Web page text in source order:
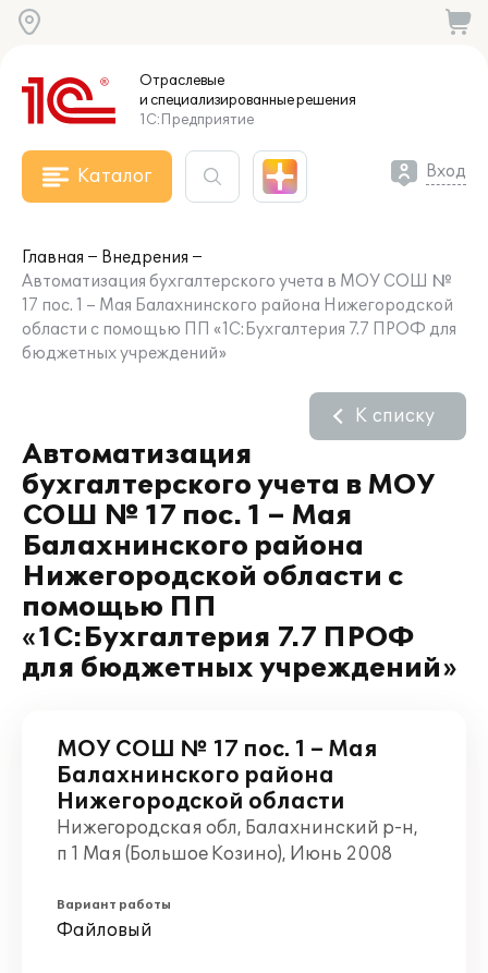
Отраслевые
и специализированныерешения
1С:Предприятие
Каталог Вход
Главная
Внедрения
Автоматизация бухгалтерского учета в МОУ СОШ №
17 пос. 1 – Мая Балахнинского района Нижегородской
области с помощью ПП «1С:Бухгалтерия 7.7 ПРОФ для
бюджетных учреждений»
Автоматизация
бухгалтерского учета в МОУ
СОШ № 17 пос. 1 – Мая
Балахнинского района
Нижегородской области с
помощью ПП
«1С:Бухгалтерия 7.7 ПРОФ
для бюджетных учреждений»
К списку
МОУ СОШ № 17 пос. 1 – Мая
Балахнинского района
Нижегородской области
Нижегородская обл, Балахнинский р-н,
п 1 Мая (Большое Козино), Июнь 2008
Вариант работы
Файловый